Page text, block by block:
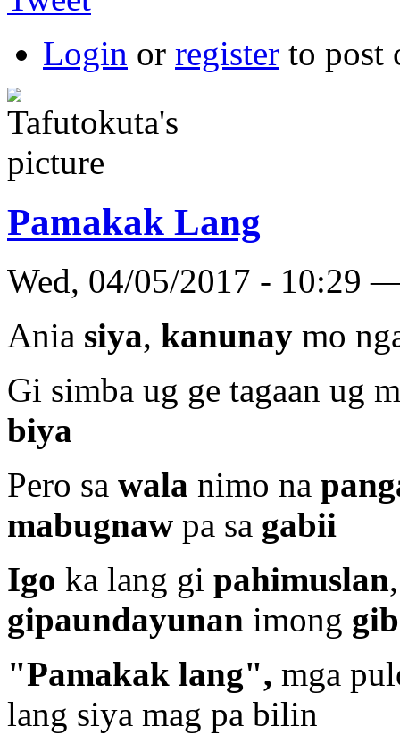
Login or register to post
Pamakak Lang
Wed, 04/05/2017 - 10:29
Ania siya, kanunay mo
Gi simba ug ge tagaan ug
biya
Pero sa wala nimo na
mabugnaw pa sa gabii
Igo ka lang gi pahimuslan
gipaundayunan imong
"Pamakak lang", mga
lang siya mag pa bilin